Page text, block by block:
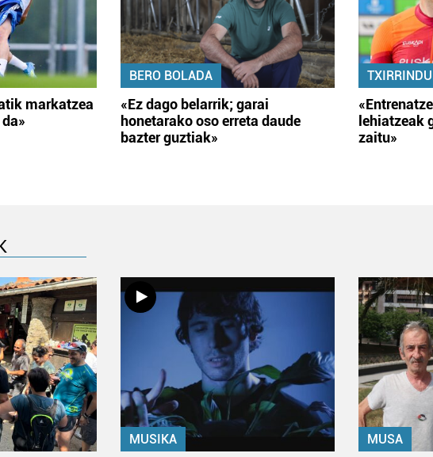
markatzea
BERO BOLADA
«Ez dago belarrik; garai
honetarako oso erreta daude
bazter guztiak»
lehiatzeak
zaitu»
MUSIKA MUSA